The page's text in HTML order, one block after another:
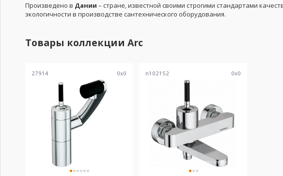
Произведено в Дании – стране, известной своими строгими стандартами
экологичности в производстве сантехнического оборудования.
Товары коллекции Arc
27914 0x0 n102152 0x0